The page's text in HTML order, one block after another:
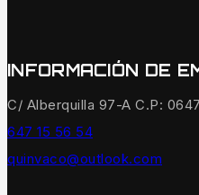
INFORMACIÓN DE
C/ Alberquilla 97-A C.P:
647 15 56 54
quinvaco@outlook.com